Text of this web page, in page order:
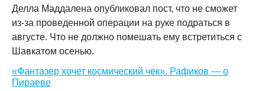
Делла Маддалена опубликовал пост, что не сможет
из-за проведенной операции на руке подраться в
августе. Что не должно помешать ему встретиться с
Шавкатом осенью.
«Фантазер хочет космический чек». Рафиков — о
Пираеве